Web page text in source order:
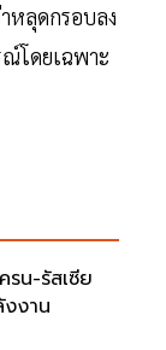
หลุดกรอบลง
โดยเฉพาะ
รน-รัสเซีย
งาน